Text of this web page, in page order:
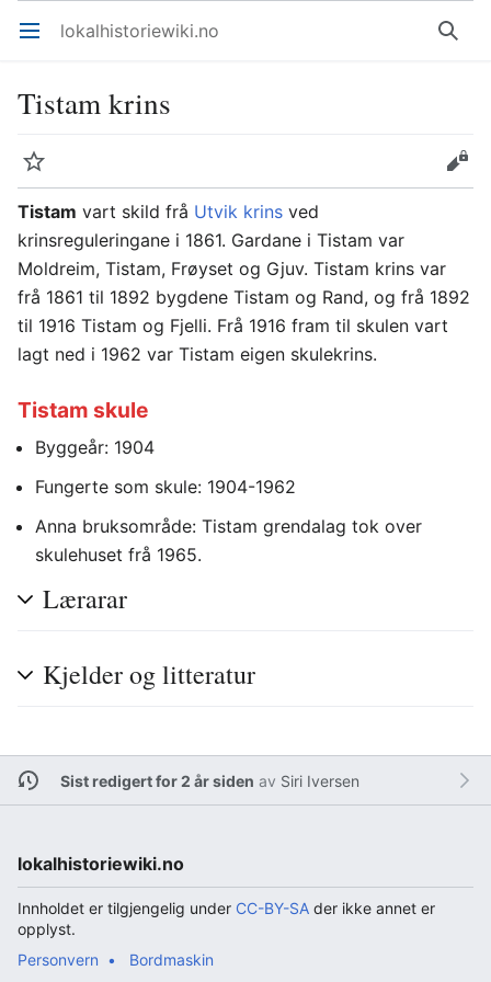
Åpne hovedmenyen lokalhistoriewiki.no Søk
Tistam krins
Overvåk
Rediger
Tistam vart skild frå Utvik krins ved
krinsreguleringane i 1861. Gardane i Tistam var
Moldreim, Tistam, Frøyset og Gjuv. Tistam krins var
frå 1861 til 1892 bygdene Tistam og Rand, og frå 1892
til 1916 Tistam og Fjelli. Frå 1916 fram til skulen vart
lagt ned i 1962 var Tistam eigen skulekrins.
Tistam skule
Byggeår: 1904
Fungerte som skule: 1904-1962
Anna bruksområde: Tistam grendalag tok over
skulehuset frå 1965.
Lærarar
Kjelder og litteratur
Sist redigert for 2 år siden av Siri Iversen
lokalhistoriewiki.no
Innholdet er tilgjengelig under CC-BY-SA der ikke annet er
opplyst.
Personvern
Bordmaskin